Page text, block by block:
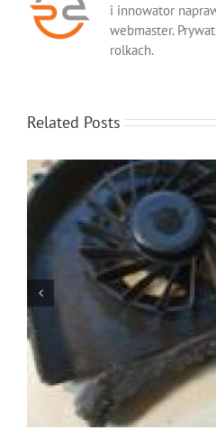
i innowator
webmaster.
rolkach.
Related Posts
Jak